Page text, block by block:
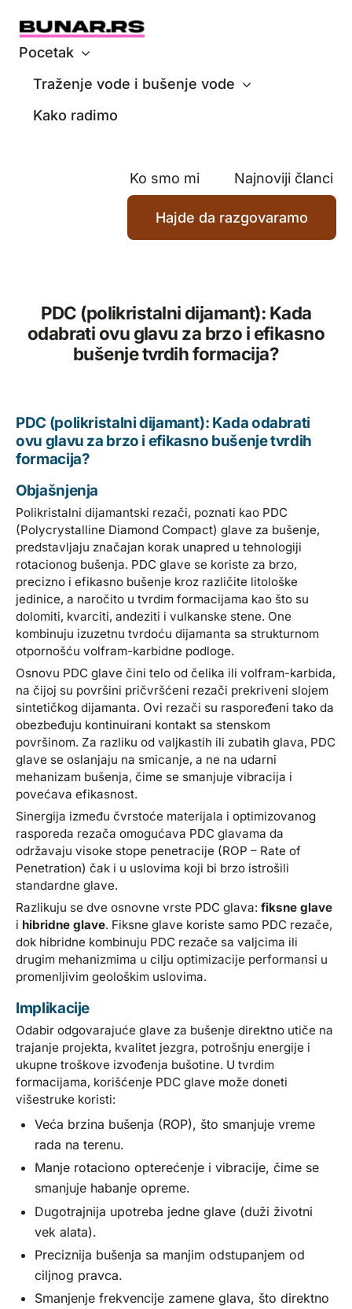
content
Pocetak
Traženje vode i bušenje vode
Kako radimo
Ko smo mi Najnoviji članci
Hajde da razgovaramo
PDC (polikristalni dijamant): Kada
odabrati ovu glavu za brzo i efikasno
bušenje tvrdih formacija?
PDC (polikristalni dijamant): Kada odabrati
ovu glavu za brzo i efikasno bušenje tvrdih
formacija?
Objašnjenja
Polikristalni dijamantski rezači, poznati kao PDC
(Polycrystalline Diamond Compact) glave za bušenje,
predstavljaju značajan korak unapred u tehnologiji
rotacionog bušenja. PDC glave se koriste za brzo,
precizno i efikasno bušenje kroz različite litološke
jedinice, a naročito u tvrdim formacijama kao što su
dolomiti, kvarciti, andeziti i vulkanske stene. One
kombinuju izuzetnu tvrdoću dijamanta sa strukturnom
otpornošću volfram-karbidne podloge.
Osnovu PDC glave čini telo od čelika ili volfram-karbida,
na čijoj su površini pričvršćeni rezači prekriveni slojem
sintetičkog dijamanta. Ovi rezači su raspoređeni tako da
obezbeđuju kontinuirani kontakt sa stenskom
površinom. Za razliku od valjkastih ili zubatih glava, PDC
glave se oslanjaju na smicanje, a ne na udarni
mehanizam bušenja, čime se smanjuje vibracija i
povećava efikasnost.
Sinergija između čvrstoće materijala i optimizovanog
rasporeda rezača omogućava PDC glavama da
održavaju visoke stope penetracije (ROP – Rate of
Penetration) čak i u uslovima koji bi brzo istrošili
standardne glave.
Razlikuju se dve osnovne vrste PDC glava:fiksne glave
i hibridne glave. Fiksne glave koriste samo PDC rezače,
dok hibridne kombinuju PDC rezače sa valjcima ili
drugim mehanizmima u cilju optimizacije performansi u
promenljivim geološkim uslovima.
Implikacije
Odabir odgovarajuće glave za bušenje direktno utiče na
trajanje projekta, kvalitet jezgra, potrošnju energije i
ukupne troškove izvođenja bušotine. U tvrdim
formacijama, korišćenje PDC glave može doneti
višestruke koristi:
Veća brzina bušenja (ROP), što smanjuje vreme
rada na terenu.
Manje rotaciono opterećenje i vibracije, čime se
smanjuje habanje opreme.
Dugotrajnija upotreba jedne glave (duži životni
vek alata).
Preciznija bušenja sa manjim odstupanjem od
ciljnog pravca.
Smanjenje frekvencije zamene glava, što direktno